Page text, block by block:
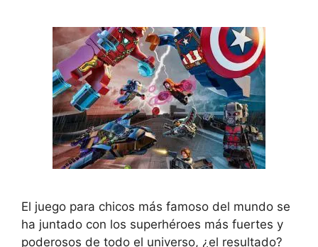
El juego para chicos más famoso del mundo se
ha juntado con los superhéroes más fuertes y
poderosos de todo el universo, ¿el resultado?